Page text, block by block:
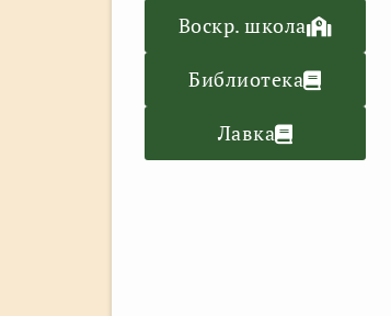
Воскр. школа
Библиотека
Лавка